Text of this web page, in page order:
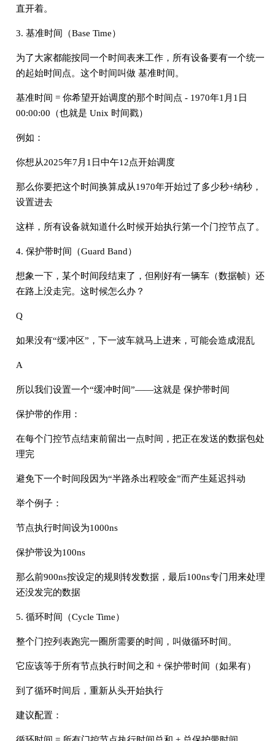
直开着。
3. 基准时间（Base Time）
为了大家都能按同一个时间表来工作，所有设备要有一个统一
的起始时间点。这个时间叫做 基准时间。
基准时间 = 你希望开始调度的那个时间点 - 1970年1月1日
00:00:00（也就是 Unix 时间戳）
例如：
你想从2025年7月1日中午12点开始调度
那么你要把这个时间换算成从1970年开始过了多少秒+纳秒，
设置进去
这样，所有设备就知道什么时候开始执行第一个门控节点了。
4. 保护带时间（Guard Band）
想象一下，某个时间段结束了，但刚好有一辆车（数据帧）还
在路上没走完。这时候怎么办？
Q
如果没有“缓冲区”，下一波车就马上进来，可能会造成混乱
A
所以我们设置一个“缓冲时间”——这就是 保护带时间
保护带的作用：
在每个门控节点结束前留出一点时间，把正在发送的数据包处
理完
避免下一个时间段因为“半路杀出程咬金”而产生延迟抖动
举个例子：
节点执行时间设为1000ns
保护带设为100ns
那么前900ns按设定的规则转发数据，最后100ns专门用来处理
还没发完的数据
5. 循环时间（Cycle Time）
整个门控列表跑完一圈所需要的时间，叫做循环时间。
它应该等于所有节点执行时间之和 + 保护带时间（如果有）
到了循环时间后，重新从头开始执行
建议配置：